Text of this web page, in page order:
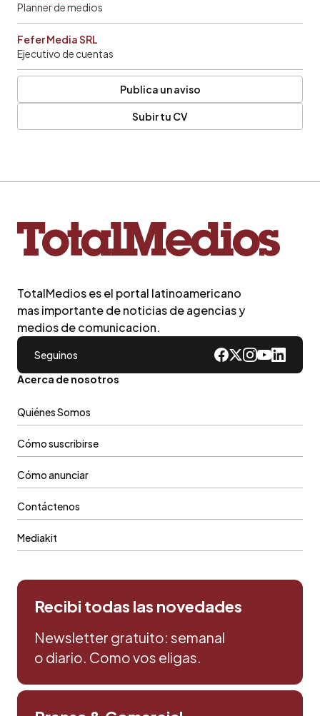
Planner de medios
Fefer Media SRL
Ejecutivo de cuentas
Publica un aviso
Subir tu CV
TotalMedios es el portal latinoamericano
mas importante de noticias de agencias y
medios de comunicacion.
Seguinos
Acerca de nosotros
Quiénes Somos
Cómo suscribirse
Cómo anunciar
Contáctenos
Mediakit
Recibi todas las novedades
Newsletter gratuito: semanal
o diario. Como vos eligas.